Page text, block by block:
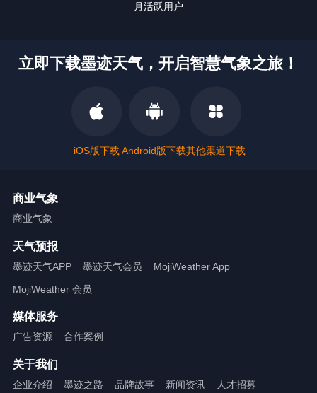
月活跃用户
立即下载墨迹天气，开启智慧气象之旅！
iOS版下载 Android版下载其他渠道下载
商业气象
商业气象
天气预报
墨迹天气APP 墨迹天气会员
MojiWeather App
MojiWeather 会员
媒体服务
广告资源 合作案例
关于我们
企业介绍 墨迹之路 品牌故事 新闻资讯 人才招募